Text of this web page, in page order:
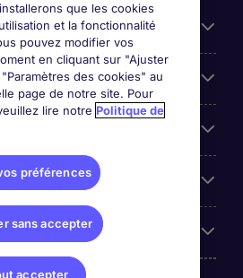
que les cookies
et la fonctionnalité
pouvez modifier vos
en cliquant sur "Ajuster
des cookies" au
page de notre site. Pour
lire notre Politique de
préférences
sans accepter
accepter